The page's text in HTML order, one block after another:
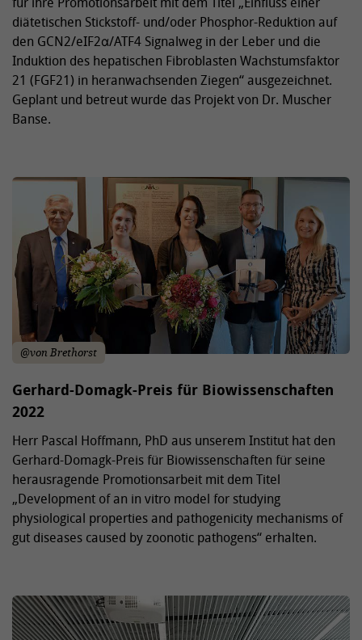
diätetischen Stickstoff- und/oder Phosphor-Reduktion auf
den GCN2/eIF2α/ATF4 Signalweg in der Leber und die
Induktion des hepatischen Fibroblasten Wachstumsfaktor
21 (FGF21) in heranwachsenden Ziegen“ ausgezeichnet.
Geplant und betreut wurde das Projekt von Dr. Muscher
Banse.
@von Brethorst
Gerhard-Domagk-Preis für Biowissenschaften
2022
Herr Pascal Hoffmann, PhD aus unserem Institut hat den
Gerhard-Domagk-Preis für Biowissenschaften für seine
herausragende Promotionsarbeit mit dem Titel
„Development of an in vitro model for studying
physiological properties and pathogenicity mechanisms of
gut diseases caused by zoonotic pathogens“ erhalten.